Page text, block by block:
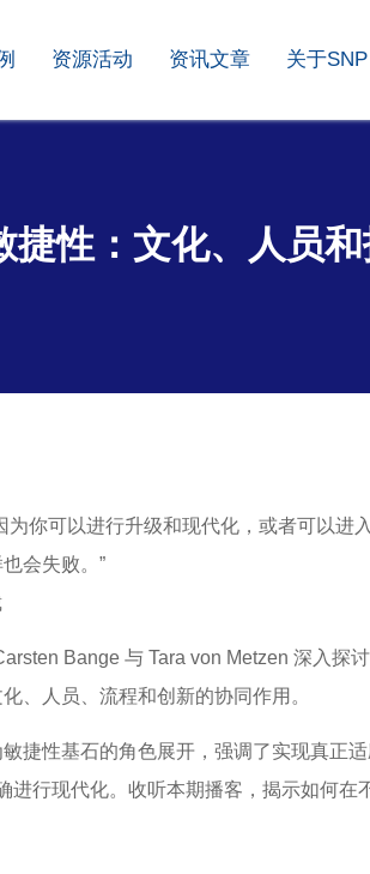
资源活动 资讯文章 关于SNP
捷性：文化、人员
你可以进行升级和现代化，或者可以进
会失败。”
Bange 与 Tara von Metzen 深入探
、人员、流程和创新的协同作用。
捷性基石的角色展开，强调了实现真正
进行现代化。收听本期播客，揭示如何